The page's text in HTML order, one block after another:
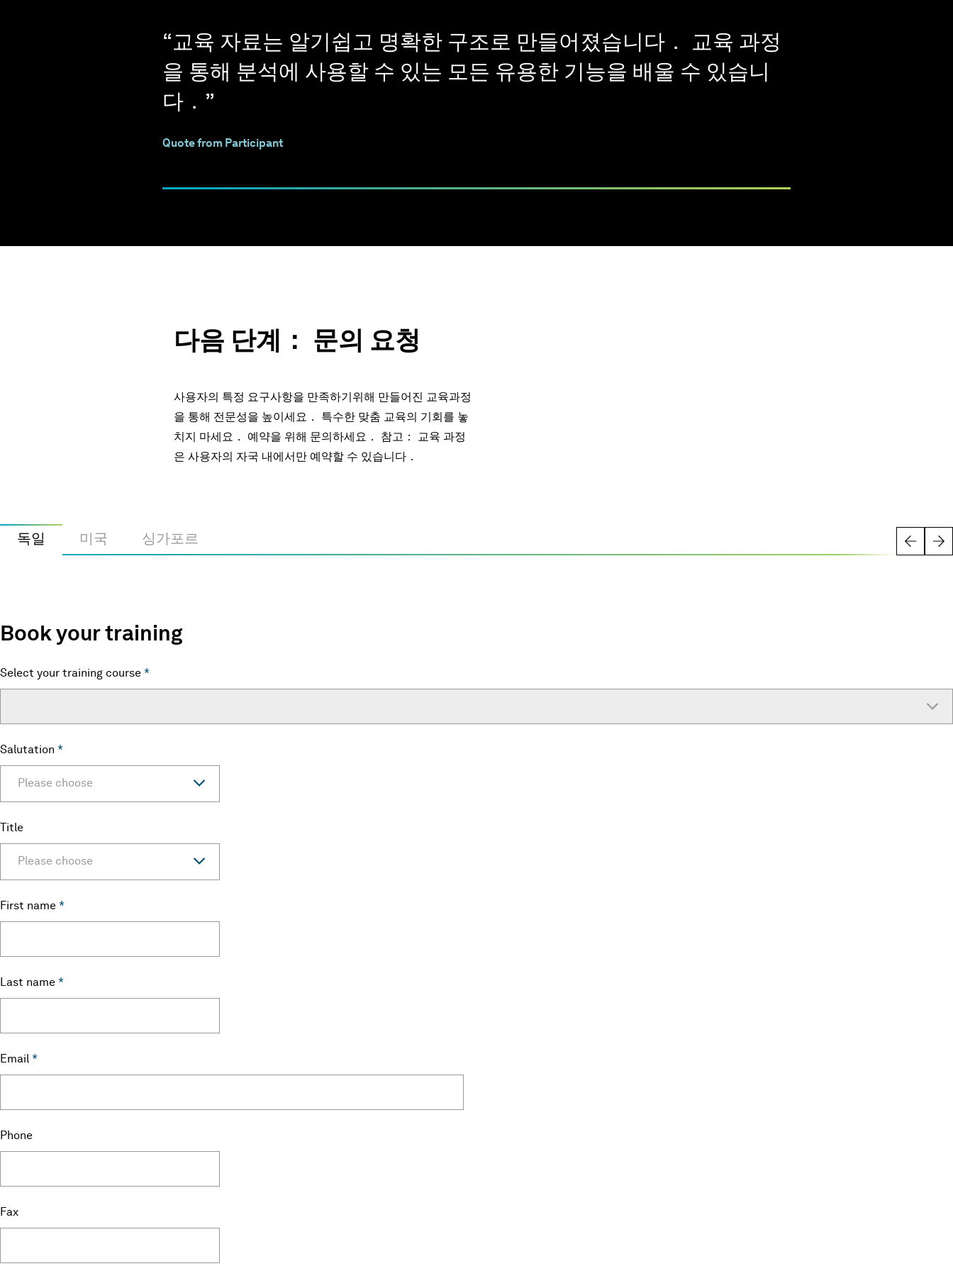
“ 교육 자료는 알기쉽고 명확한 구조로 만들어졌습니다． 교육 과정
을 통해 분석에 사용할 수 있는 모든 유용한 기능을 배울 수 있습니
다．”
Quote from Participant
다음 단계： 문의 요청
사용자의 특정 요구사항을 만족하기위해 만들어진 교육과정
을 통해 전문성을 높이세요． 특수한 맞춤 교육의 기회를 놓
치지 마세요． 예약을 위해 문의하세요． 참고： 교육 과정
은 사용자의 자국 내에서만 예약할 수 있습니다．
독일 미국 싱가포르
Book your training
Select your training course *
Salutation *
Please choose
Title
Please choose
First name *
Last name *
Email *
Phone
Fax